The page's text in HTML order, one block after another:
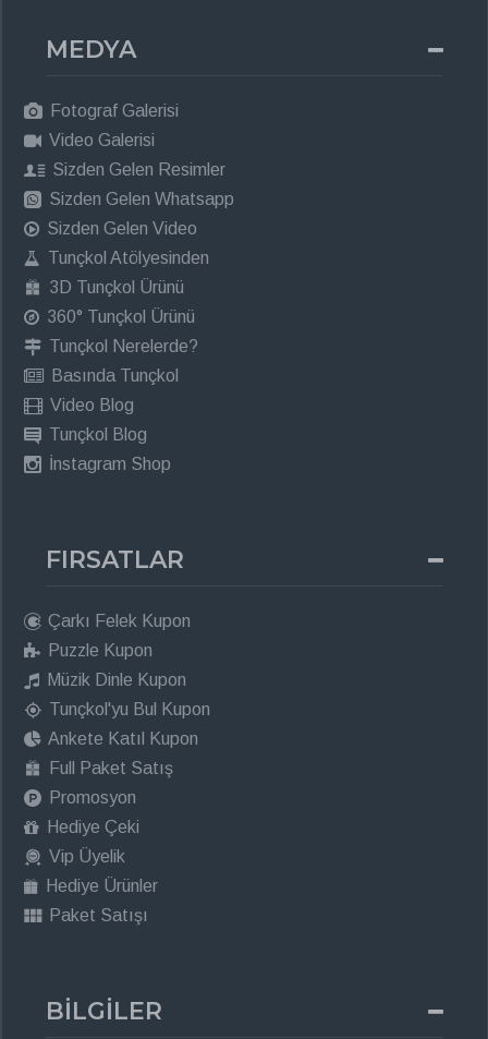
MEDYA
Fotograf Galerisi
Video Galerisi
Sizden Gelen Resimler
Sizden Gelen Whatsapp
Sizden Gelen Video
Tunçkol Atölyesinden
3D Tunçkol Ürünü
360° Tunçkol Ürünü
Tunçkol Nerelerde?
Basında Tunçkol
Video Blog
Tunçkol Blog
İnstagram Shop
FIRSATLAR
Çarkı Felek Kupon
Puzzle Kupon
Müzik Dinle Kupon
Tunçkol'yu Bul Kupon
Ankete Katıl Kupon
Full Paket Satış
Promosyon
Hediye Çeki
Vip Üyelik
Hediye Ürünler
Paket Satışı
BİLGİLER